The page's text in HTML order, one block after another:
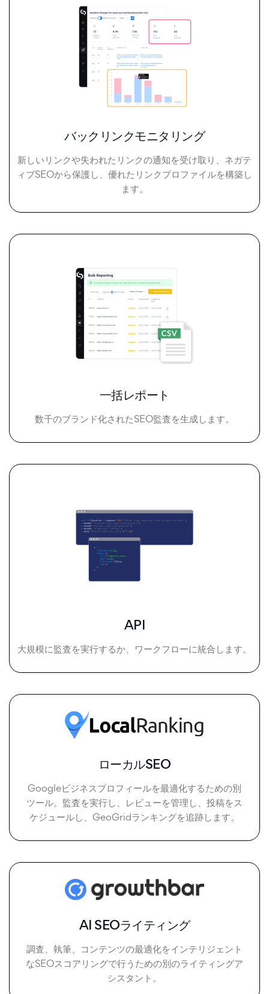
バックリンクモニタリング
新しいリンクや失われたリンクの通知を受け取り、ネガテ
ィブSEOから保護し、優れたリンクプロファイルを構築し
ます。
一括レポート
数千のブランド化されたSEO監査を生成します。
API
大規模に監査を実行するか、ワークフローに統合します。
ローカルSEO
Googleビジネスプロフィールを最適化するための別
ツール。監査を実行し、レビューを管理し、投稿をス
ケジュールし、GeoGridランキングを追跡します。
AI SEOライティング
調査、執筆、コンテンツの最適化をインテリジェント
なSEOスコアリングで行うための別のライティングア
シスタント。